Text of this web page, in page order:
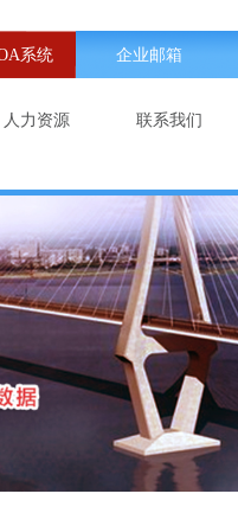
系统 企业邮箱
人力资源 联系我们